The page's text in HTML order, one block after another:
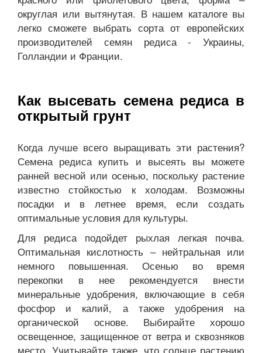
округлая или вытянутая. В нашем каталоге вы
легко сможете выбрать сорта от европейских
производителей семян редиса - Украины,
Голландии и Франции.
Как высевать семена редиса в
открытый грунт
Когда лучше всего выращивать эти растения?
Семена редиса купить и высеять вы можете
ранней весной или осенью, поскольку растение
известно стойкостью к холодам. Возможны
посадки и в летнее время, если создать
оптимальные условия для культуры.
Для редиса подойдет рыхлая легкая почва.
Оптимальная кислотность – нейтральная или
немного повышенная. Осенью во время
перекопки в нее рекомендуется внести
минеральные удобрения, включающие в себя
фосфор и калий, а также удобрения на
органической основе. Выбирайте хорошо
освещенное, защищенное от ветра и сквозняков
место. Учитывайте также, что солнце растению